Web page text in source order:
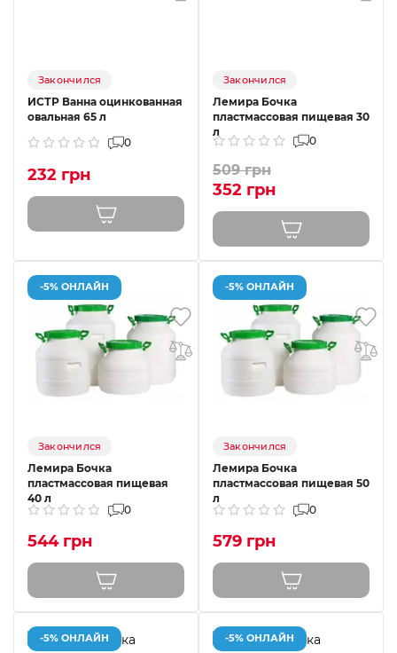
Закончился
ИСТР Ванна оцинкованная
овальная 65 л
0
232 грн
Закончился
Лемира Бочка
пластмассовая пищевая 30
л
0
509 грн
352 грн
-5% ОНЛАЙН
Закончился
Лемира Бочка
пластмассовая пищевая
40 л
0
544 грн
-5% ОНЛАЙН
Закончился
Лемира Бочка
пластмассовая пищевая 50
л
0
579 грн
-5% ОНЛАЙН -5% ОНЛАЙН